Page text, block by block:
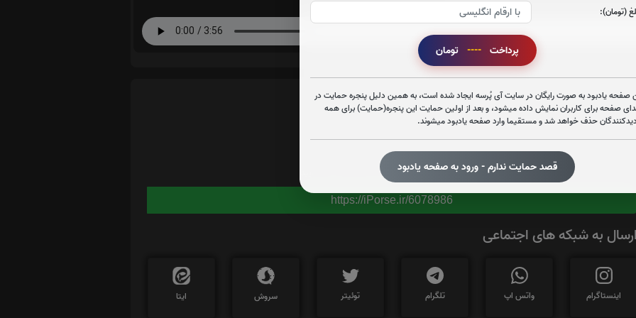
(تومان):
پرداخت ---- تومان
صفحه یادبود به صورت رایگان در سایت آی پُرسه ایجاد شده است، به همین دلیل پنجره حمایت در
صفحه برای کاربران نمایش داده میشود، و بعد از اولین حمایت این پنجره(حمایت) برای همه
حذف خواهد شد و مستقیما وارد صفحه یادبود میشوند.
قصد حمایت ندارم - ورود به صفحه یادبود
صوت سوره ملک
تعداد بازدید : 323
برای کپی کردن آدرس این صفحه روی دکمه کلیک نمایید
https://iPorse.ir/6078986
ارسال به شبکه های اجتماعی
اینستاگرام واتس اپ تلگرام توئیتر سروش ایتا